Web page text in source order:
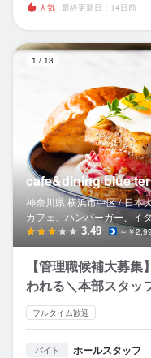
人気 最終更新日：14日前
1 / 13
cafe&dining blue
神奈川県 横浜市中区 / 日本
カフェ、ハンバーガー、イ
3.49 ～￥
【管理職候補大募
われる＼本部スタッ
フルタイム歓迎
バイト ホールスタッフ